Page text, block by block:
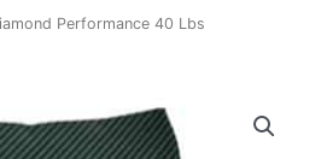
Performance 40 Lbs